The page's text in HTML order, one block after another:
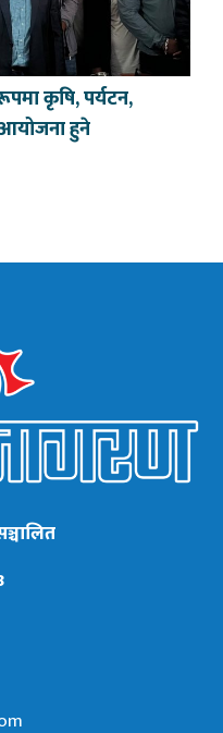
कृषि, पर्यटन,
हुने